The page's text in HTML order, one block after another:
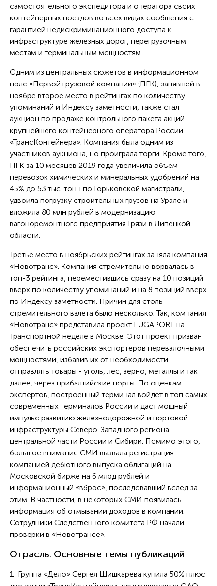
самостоятельного экспедитора и оператора своих
контейнерных поездов во всех видах сообщения с
гарантией недискриминационного доступа к
инфраструктуре железных дорог, перегрузочным
местам и терминальным мощностям.
Одним из центральных сюжетов в информационном
поле «Первой грузовой компании» (ПГК), занявшей в
ноябре второе место в рейтингах по количеству
упоминаний и Индексу заметности, также стал
аукцион по продаже контрольного пакета акций
крупнейшего контейнерного оператора России –
«ТрансКонтейнера». Компания была одним из
участников аукциона, но проиграла торги. Кроме того,
ПГК за 10 месяцев 2019 года увеличила объем
перевозок химических и минеральных удобрений на
45% до 53 тыс. тонн по Горьковской магистрали,
удвоила погрузку строительных грузов на Урале и
вложила 80 млн рублей в модернизацию
вагоноремонтного предприятия Грязи в Липецкой
области.
Третье место в ноябрьских рейтингах заняла компания
«Новотранс». Компания стремительно ворвалась в
топ-3 рейтинга, переместившись сразу на 10 позиций
вверх по количеству упоминаний и на 8 позиций вверх
по Индексу заметности. Причин для столь
стремительного взлета было несколько. Так, компания
«Новотранс» представила проект LUGAPORT на
Транспортной неделе в Москве. Этот проект призван
обеспечить российских экспортеров перевалочными
мощностями, избавив их от необходимости
отправлять товары - уголь, лес, зерно, металлы и так
далее, через прибалтийские порты. По оценкам
экспертов, построенный терминал войдет в топ самых
современных терминалов России и даст мощный
импульс развитию железнодорожной и портовой
инфраструктуры Северо-Западного региона,
центральной части России и Сибири. Помимо этого,
большое внимание СМИ вызвала регистрация
компанией дебютного выпуска облигаций на
Московской бирже на 6 млрд рублей и
информационный «вброс», последовавший вслед за
этим. В частности, в некоторых СМИ появилась
информация об отмывании доходов в компании.
Сотрудники Следственного комитета РФ начали
проверки в «Новотрансе».
Отрасль. Основные темы публикаций
1. Группа «Дело» Сергея Шишкарева купила 50% плюс